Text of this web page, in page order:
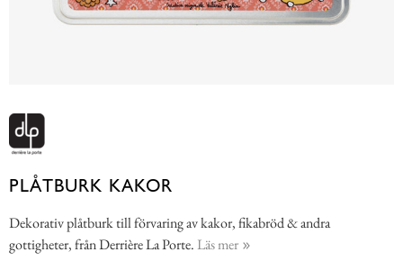
PLÅTBURK KAKOR
Dekorativ plåtburk till förvaring av kakor, fikabröd & andra
gottigheter, från Derrière La Porte. Läs mer